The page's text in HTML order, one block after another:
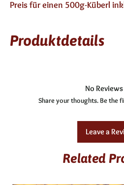
Preis für einen 500g-Küberl
Produktdetails
No
Share your thoughts. Be the
Leave a
Related